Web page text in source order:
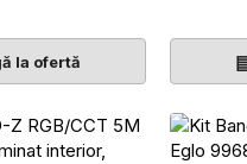
la ofertă